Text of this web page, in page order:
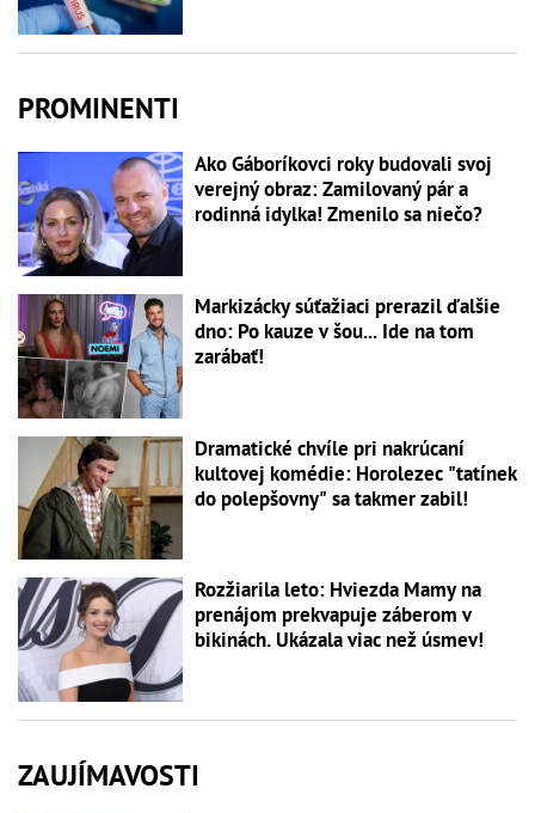
PROMINENTI
Ako Gáboríkovci roky budovali svoj
verejný obraz: Zamilovaný pár a
rodinná idylka! Zmenilo sa niečo?
Markizácky súťažiaci prerazil ďalšie
dno: Po kauze v šou... Ide na tom
zarábať!
Dramatické chvíle pri nakrúcaní
kultovej komédie: Horolezec "tatínek
do polepšovny" sa takmer zabil!
Rozžiarila leto: Hviezda Mamy na
prenájom prekvapuje záberom v
bikinách. Ukázala viac než úsmev!
ZAUJÍMAVOSTI